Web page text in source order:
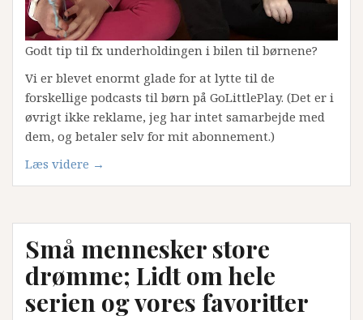
Godt tip til fx underholdingen i bilen til børnene?
Vi er blevet enormt glade for at lytte til de
forskellige podcasts til børn på GoLittlePlay. (Det er i
øvrigt ikke reklame, jeg har intet samarbejde med
dem, og betaler selv for mit abonnement.)
Læs videre “Anbefaling:
Lyttelæsning
lydbøger
børn.”
→
Små mennesker store
drømme; Lidt om hele
serien og vores favoritter